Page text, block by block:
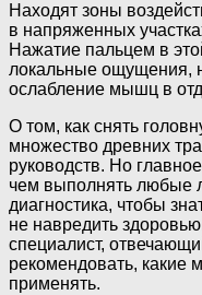
Находят зоны
в напряженных
Нажатие пальцем в
локальные ощущения,
ослабление мышц в
О том, как снять
множество древних
руководств. Но
чем выполнять любые
диагностика, чтобы
не навредить
специалист,
рекомендовать, какие
применять.